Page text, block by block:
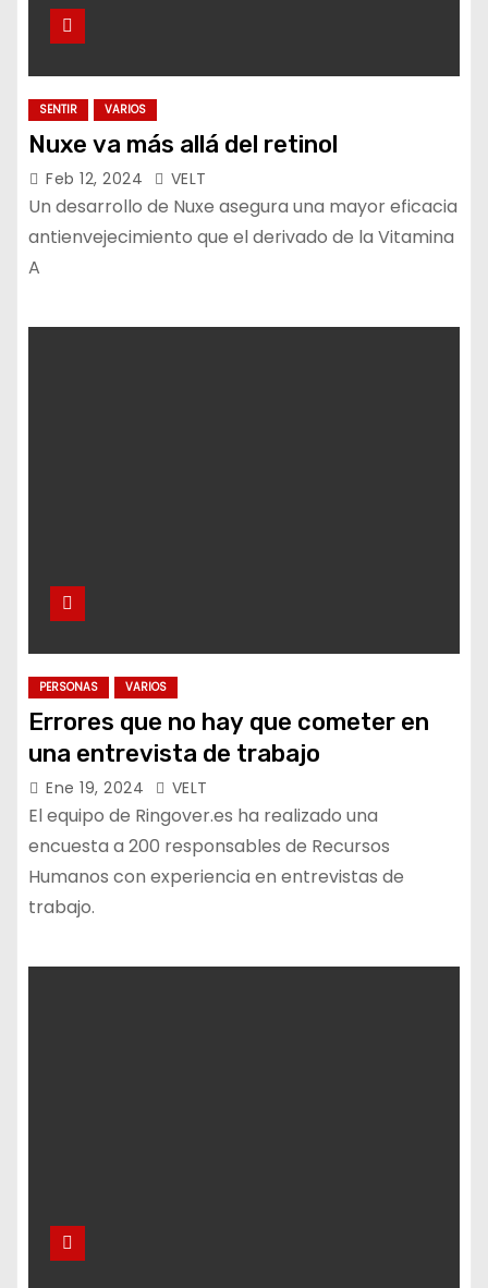
SENTIR VARIOS
Nuxe va más allá del retinol
Feb 12, 2024 VELT
Un desarrollo de Nuxe asegura una mayor eficacia
antienvejecimiento que el derivado de la Vitamina
A
PERSONAS VARIOS
Errores que no hay que cometer en
una entrevista de trabajo
Ene 19, 2024 VELT
El equipo de Ringover.es ha realizado una
encuesta a 200 responsables de Recursos
Humanos con experiencia en entrevistas de
trabajo.